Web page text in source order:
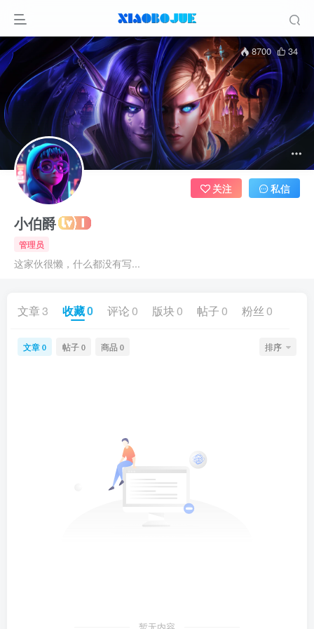
8700 34
小伯爵
管理员
这家伙很懒，什么都没有写...
关注 私信
文章3 收藏0 评论 0 版块 0 帖子 0 粉丝 0
文章 0 帖子 0 商品 0 排序